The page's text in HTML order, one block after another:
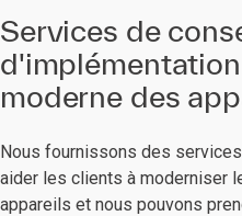
Services de
moderne des
Nous fournissons des
aider les clients à moderniser
appareils et nous pouvons